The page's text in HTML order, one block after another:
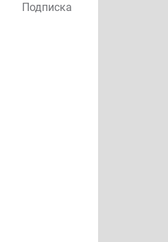
Подписка